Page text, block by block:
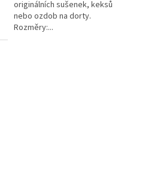
originálních sušenek, keksů
nebo ozdob na dorty.
Rozměry:...